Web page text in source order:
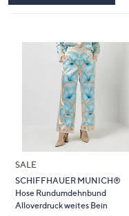
SALE
SCHIFFHAUER MUNICH®
Hose Rundumdehnbund
Alloverdruck weites Bein